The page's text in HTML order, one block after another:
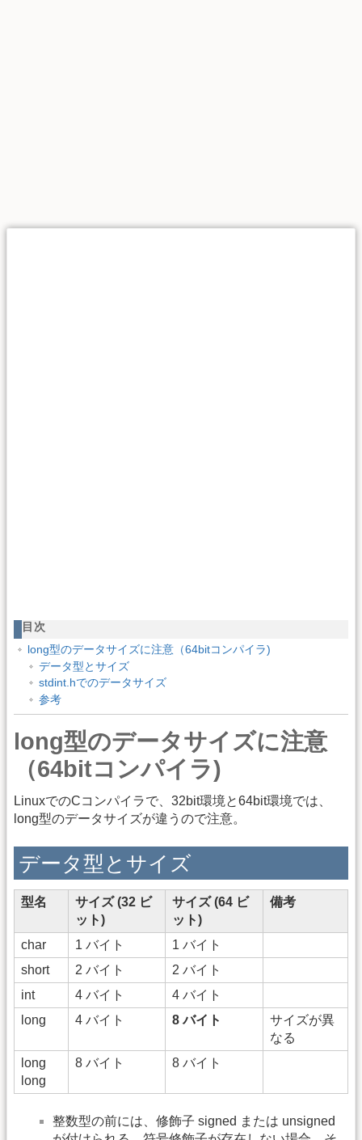
目次
long型のデータサイズに注意（64bitコンパイラ)
データ型とサイズ
stdint.hでのデータサイズ
参考
long型のデータサイズに注意
（64bitコンパイラ)
LinuxでのCコンパイラで、32bit環境と64bit環境では、
long型のデータサイズが違うので注意。
データ型とサイズ
型名
サイズ (32 ビ
ット)
サイズ (64 ビ
ット)
備考
char 1 バイト
1 バイト
short
2 バイト
2 バイト
int
4 バイト
4 バイト
long
4 バイト 8 バイト
サイズが異
なる
long
long
8 バイト 8 バイト
整数型の前には、修飾子 signed または unsigned